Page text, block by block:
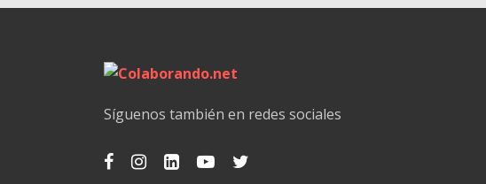
Síguenos también en redes sociales